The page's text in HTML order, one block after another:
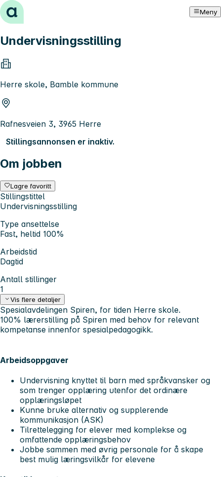
Hopp til innhold Meny
Undervisningsstilling
Herre skole, Bamble kommune
Rafnesveien 3, 3965 Herre
Stillingsannonsen er inaktiv.
Om jobben
Lagre favoritt
Stillingstittel
Undervisningsstilling
Type ansettelse
Fast, heltid 100%
Arbeidstid
Dagtid
Antall stillinger
1
Vis flere detaljer
Spesialavdelingen Spiren, for tiden Herre skole.
100% lærerstilling på Spiren med behov for relevant
kompetanse innenfor spesialpedagogikk.
Arbeidsoppgaver
Undervisning knyttet til barn med språkvansker og
som trenger opplæring utenfor det ordinære
opplæringsløpet
Kunne bruke alternativ og supplerende
kommunikasjon (ASK)
Tilrettelegging for elever med komplekse og
omfattende opplæringsbehov
Jobbe sammen med øvrig personale for å skape
best mulig læringsvilkår for elevene